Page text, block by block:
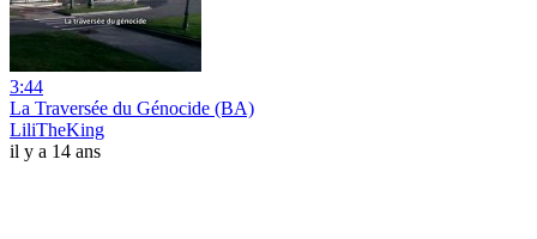
3:44
La Traversée du Génocide (BA)
LiliTheKing
il y a 14 ans